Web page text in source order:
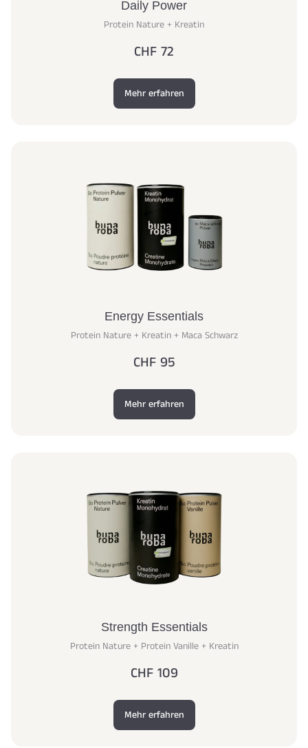
Daily Power
Protein Nature + Kreatin
CHF 72
Mehr erfahren
Energy Essentials
Protein Nature + Kreatin + Maca Schwarz
CHF 95
Mehr erfahren
Strength Essentials
Protein Nature + Protein Vanille + Kreatin
CHF 109
Mehr erfahren